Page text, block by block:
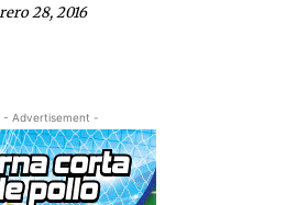
28, 2016
- Advertisement -